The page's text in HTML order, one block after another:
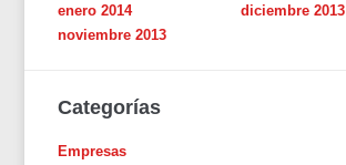
enero 2014
diciembre 2013
noviembre 2013
Categorías
Empresas